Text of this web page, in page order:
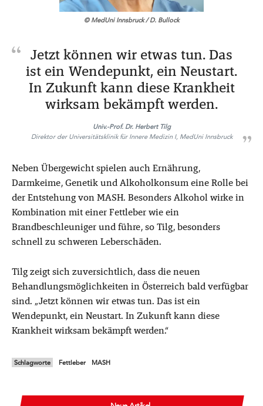
© MedUni Innsbruck / D. Bullock
Jetzt können wir etwas tun. Das
ist ein Wendepunkt, ein Neustart.
In Zukunft kann diese Krankheit
wirksam bekämpft werden.
Univ.-Prof. Dr. Herbert Tilg
Direktor der Universitätsklinik für Innere Medizin I, MedUni Innsbruck
Neben Übergewicht spielen auch Ernährung,
Darmkeime, Genetik und Alkoholkonsum eine Rolle bei
der Entstehung von MASH. Besonders Alkohol wirke in
Kombination mit einer Fettleber wie ein
Brandbeschleuniger und führe, so Tilg, besonders
schnell zu schweren Leberschäden.
Tilg zeigt sich zuversichtlich, dass die neuen
Behandlungsmöglichkeiten in Österreich bald verfügbar
sind. „Jetzt können wir etwas tun. Das ist ein
Wendepunkt, ein Neustart. In Zukunft kann diese
Krankheit wirksam bekämpft werden.“
Schlagworte Fettleber MASH